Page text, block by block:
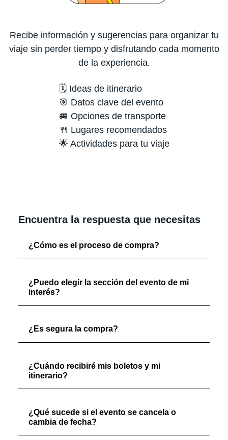
Recibe información y sugerencias para organizar tu
viaje sin perder tiempo y disfrutando cada momento
de la experiencia.
🗓️ Ideas de itinerario
🎯 Datos clave del evento
🚐 Opciones de transporte
🍴 Lugares recomendados
🌟 Actividades para tu viaje
Encuentra la respuesta que necesitas
¿Cómo es el proceso de compra?
¿Puedo elegir la sección del evento de mi
interés?
¿Es segura la compra?
¿Cuándo recibiré mis boletos y mi
itinerario?
¿Qué sucede si el evento se cancela o
cambia de fecha?